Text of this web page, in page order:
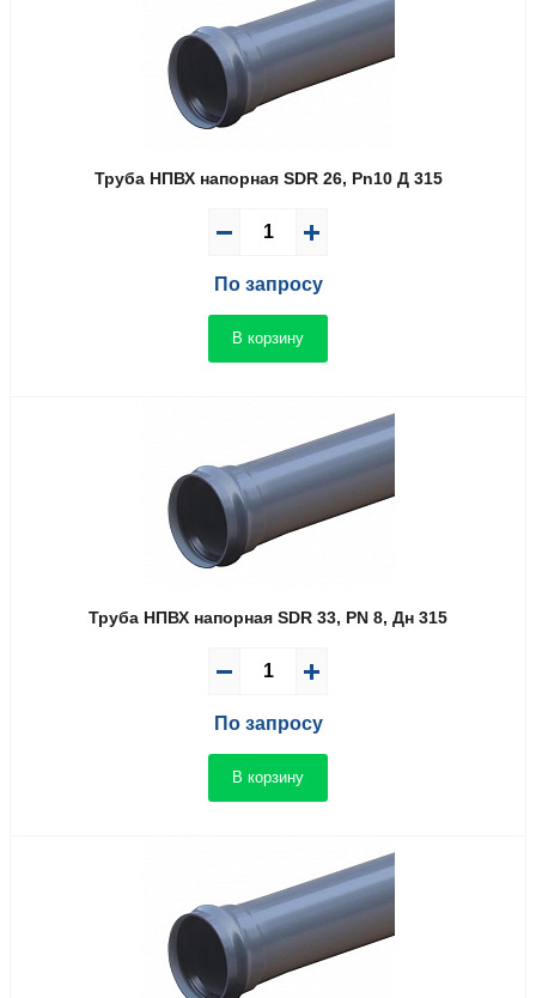
Труба НПВХ напорная SDR 26, Pn10 Д 315
По запросу
В корзину
Труба НПВХ напорная SDR 33, PN 8, Дн 315
По запросу
В корзину